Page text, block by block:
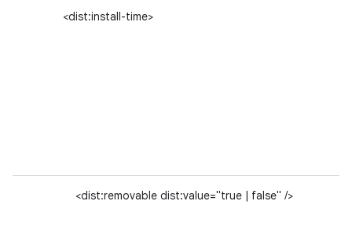
<dist:install-time>
<dist:removable dist:value="true | false" />